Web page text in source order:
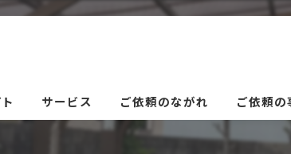
サービス ご依頼のながれ ご依頼の